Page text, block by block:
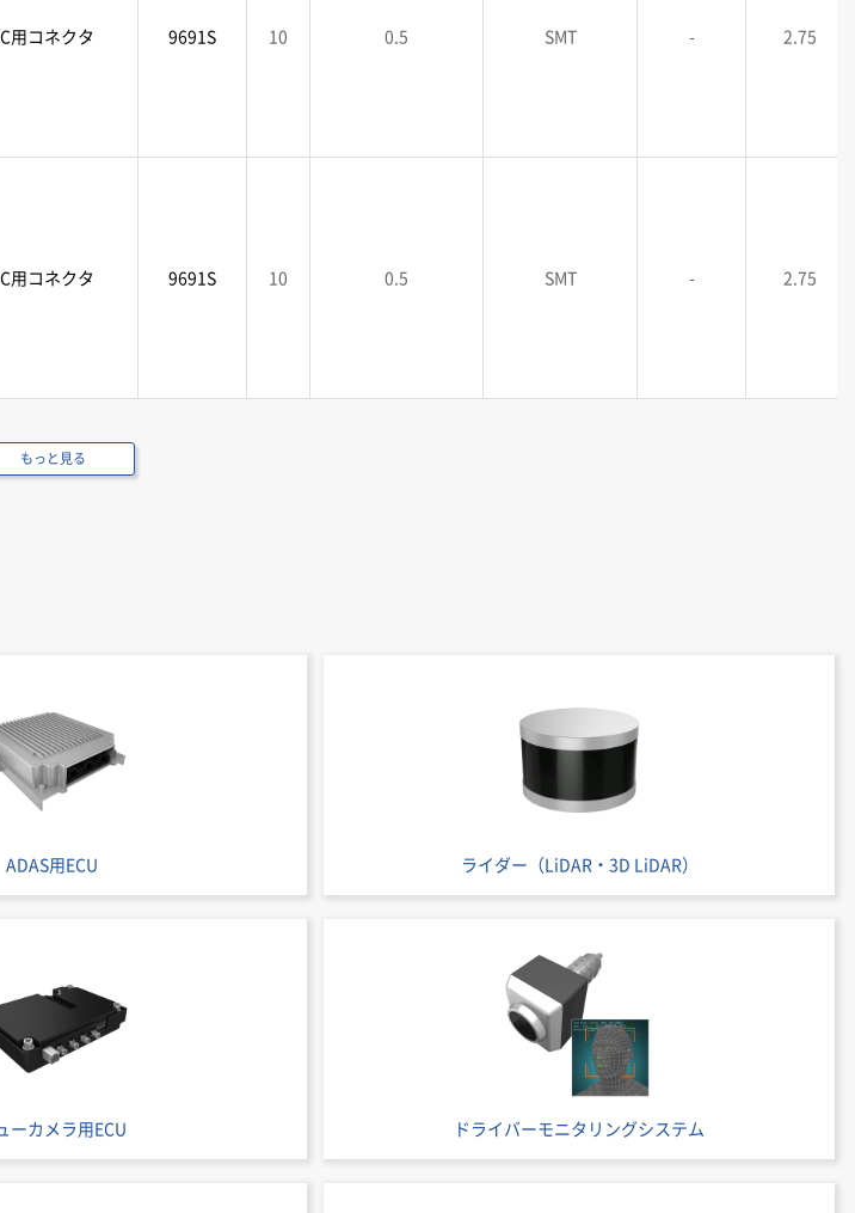
用コネクタ 9691S 10 0.5 SMT - 2.75
用コネクタ 9691S 10 0.5 SMT - 2.75
もっと見る
ADAS用ECU ライダー（LiDAR・3D LiDAR）
ーカメラ用ECU ドライバーモニタリングシステム